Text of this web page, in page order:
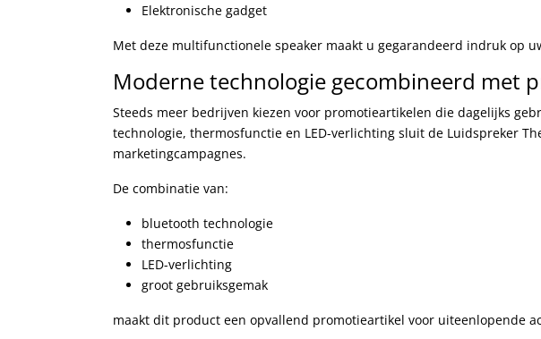
Elektronische gadget
Met deze multifunctionele speaker maakt u gegarandeerd indruk op
Moderne technologie gecombineerd met
Steeds meer bedrijven kiezen voor promotieartikelen die dagelijks
technologie, thermosfunctie en LED-verlichting sluit de Luidspreker
marketingcampagnes.
De combinatie van:
bluetooth technologie
thermosfunctie
LED-verlichting
groot gebruiksgemak
maakt dit product een opvallend promotieartikel voor uiteenlopende